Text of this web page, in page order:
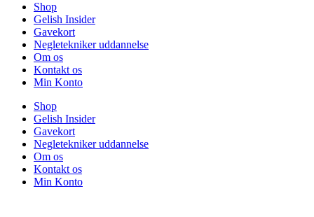
Shop
Gelish Insider
Gavekort
Negletekniker uddannelse
Om os
Kontakt os
Min Konto
Shop
Gelish Insider
Gavekort
Negletekniker uddannelse
Om os
Kontakt os
Min Konto